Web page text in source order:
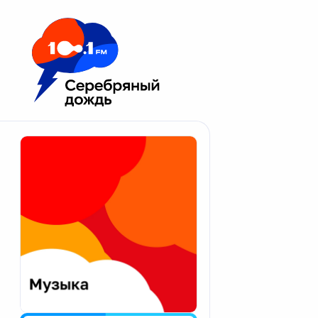
Москва 100.1 FM
Апатиты
Екатеринбург
Калининград
Калуга